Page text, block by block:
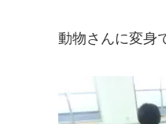
動物さんに変身